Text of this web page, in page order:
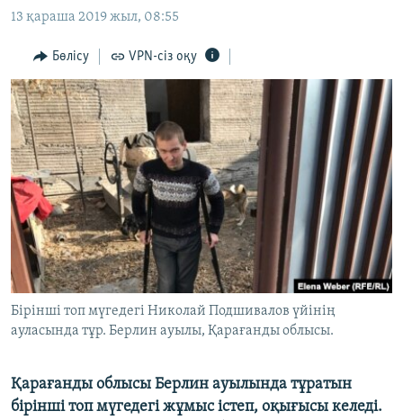
Skip
Search
ӘЛЕУМЕТ
ӘЛЕМ
АРНАЙЫ ЖОБАЛАР
Русский
ЖАЗЫЛЫҢЫЗ
Басқа тілдерде
13 қараша 2019 жыл, 08:55
Бөлісу VPN-сіз оқу
Бірінші топ мүгедегі Николай Подшивалов үйінің
ауласында тұр. Берлин ауылы, Қарағанды облысы.
Қарағанды облысы Берлин ауылында тұратын
бірінші топ мүгедегі жұмыс істеп, оқығысы келеді.